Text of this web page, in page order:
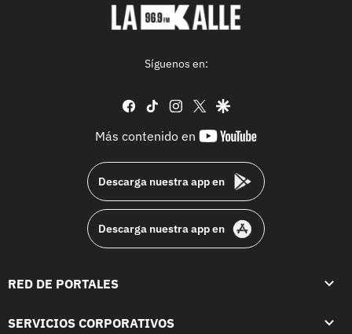
Síguenos en:
facebook
tiktok instagram
twittergoogle
Más contenido en
youtube-
Descarga nuestra app en
Descarga nuestra app en
RED DE PORTALES
SERVICIOS CORPORATIVOS